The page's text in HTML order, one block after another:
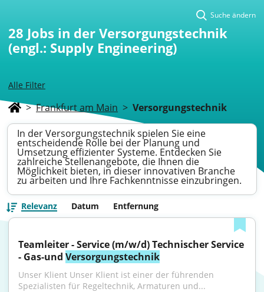
Alle Filter
Suche ändern
28 Jobs in der Versorgungstechnik
(engl.: Supply Engineering)
> Frankfurt am Main > Versorgungstechnik
In der Versorgungstechnik spielen Sie eine
entscheidende Rolle bei der Planung und
Umsetzung effizienter Systeme. Entdecken Sie
zahlreiche Stellenangebote, die Ihnen die
Möglichkeit bieten, in dieser innovativen Branche
zu arbeiten und Ihre Fachkenntnisse einzubringen.
Relevanz Datum Entfernung
Teamleiter - Service (m/w/d) Technischer Service
- Gas-und Versorgungstechnik
Unser Klient Unser Klient ist einer der führenden
Spezialisten für Regeltechnik, Armaturen und...